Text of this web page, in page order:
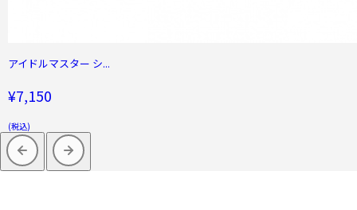
アイドルマスター シ...
¥7,150
(税込)